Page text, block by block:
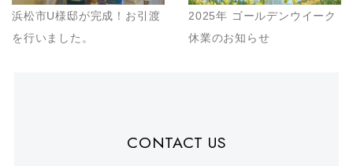
浜松市U様邸が完成！お引渡
を行いました。
2025年 ゴールデンウイーク
休業のお知らせ
CONTACT US